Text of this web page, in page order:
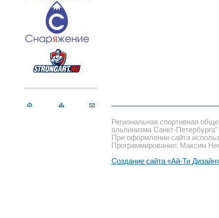
Региональная спортивная
альпинизма Санкт-Петербурга”
При оформлении сайта
Программирование: Максим
Создание сайта «Ай-Ти